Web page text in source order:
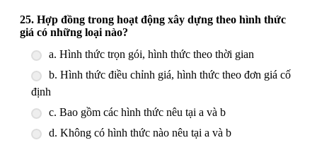
25. Hợp đồng trong hoạt động xây dựng theo hình thức
giá có những loại nào?
a. Hình thức trọn gói, hình thức theo thời gian
b. Hình thức điều chỉnh giá, hình thức theo đơn giá cố
định
c. Bao gồm các hình thức nêu tại a và b
d. Không có hình thức nào nêu tại a và b